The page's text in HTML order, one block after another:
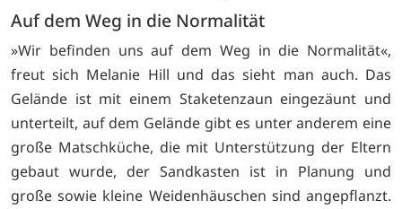
Auf dem Weg in die Normalität
»Wir befinden uns auf dem Weg in die Normalität«,
freut sich Melanie Hill und das sieht man auch. Das
Gelände ist mit einem Staketenzaun eingezäunt und
unterteilt, auf dem Gelände gibt es unter anderem eine
große Matschküche, die mit Unterstützung der Eltern
gebaut wurde, der Sandkasten ist in Planung und
große sowie kleine Weidenhäuschen sind angepflanzt.